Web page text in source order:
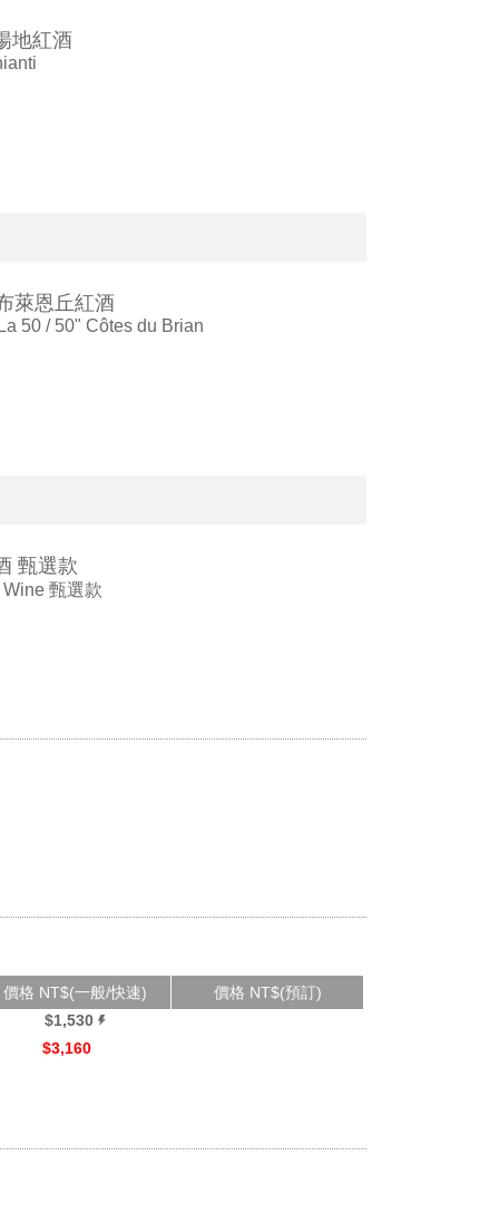
地紅酒
萊恩丘紅酒
50 / 50" Côtes du Brian
甄選款
甄選款
價格 NT$(一般/快速)
價格 NT$(預訂)
$1,530
$3,160